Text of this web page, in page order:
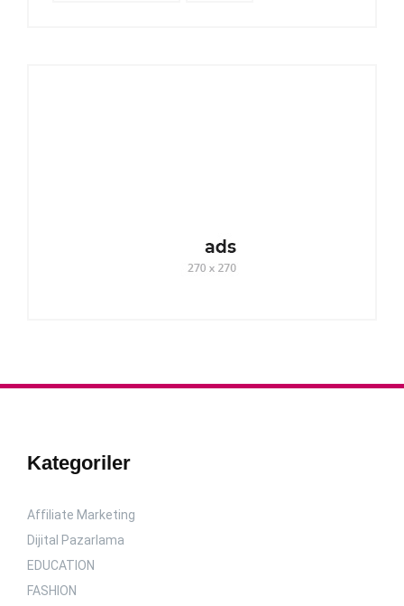
Kategoriler
Affiliate Marketing
Dijital Pazarlama
EDUCATION
FASHION